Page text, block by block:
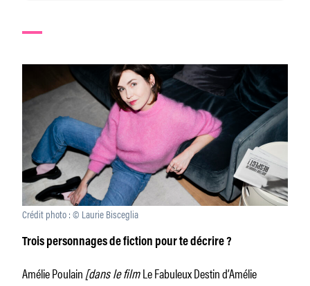
Crédit photo : © Laurie Bisceglia
Trois personnages de fiction pour te décrire ?
Amélie Poulain[dans le filmLe Fabuleux Destin d’Amélie